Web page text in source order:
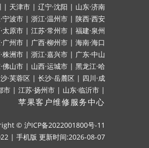
| 天津市 | 辽宁·沈阳 | 山东·济南
宁波市 | 浙江·温州市 | 陕西·西安
太原市 | 江苏·常州市 | 福建·泉州
广州市 | 广西·柳州市 | 海南·海口
株洲市 | 浙江·嘉兴市 | 广东·中山
佛山市 | 山西·运城市 | 黑龙江·哈
·芙蓉区 | 长沙·岳麓区 | 四川·成
市 | 江苏·扬州市 | 山东·临沂市 |
苹果客户维修服务中心
© 沪ICP备2022001800号-11
| 手机版 更新时间:2026-08-07